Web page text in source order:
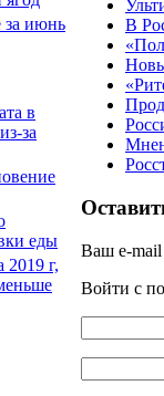
за июнь
в
за
еды
г,
В
Ваш e-mail
Войти с